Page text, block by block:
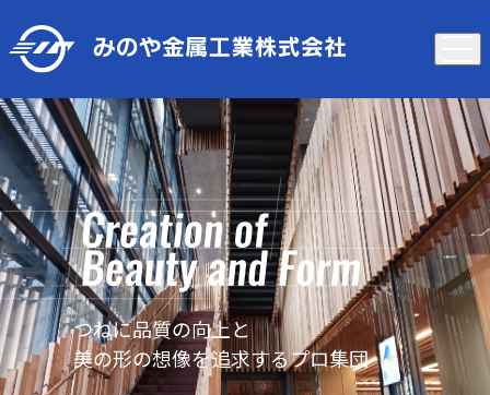
つねに品質の向上と
美の形の想像を追求するプロ集団